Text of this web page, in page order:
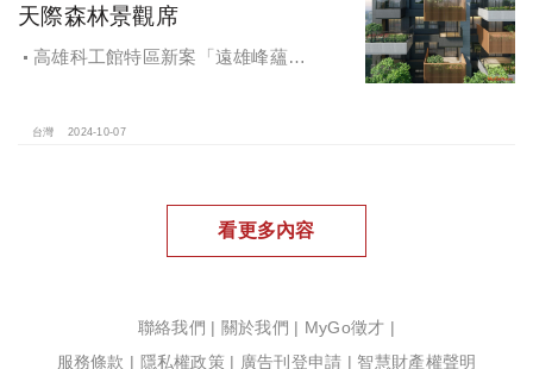
天際森林景觀席
高雄科工館特區新案「遠雄峰蘊」
台灣 2024-10-07
看更多內容
聯絡我們 關於我們 MyGo徵才
服務條款
隱私權政策 廣告刊登申請 智慧財產權聲明